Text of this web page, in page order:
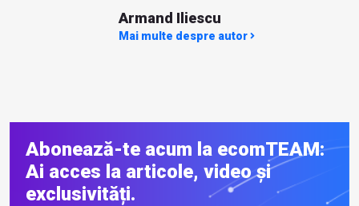
Armand Iliescu
Mai multe despre autor
Abonează-te acum la ecomTEAM:
Ai acces la articole, video și
exclusivități.